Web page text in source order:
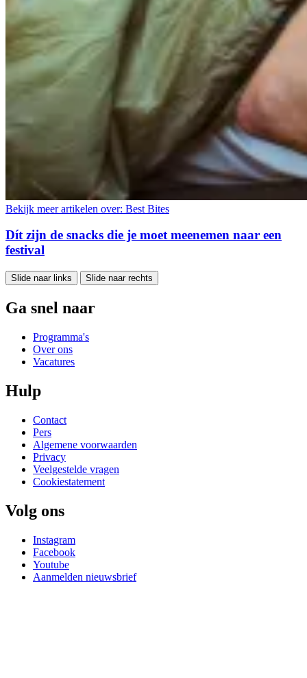
Bekijk meer artikelen over: Best Bites
Dít zijn de snacks die je moet meenemen naar een
festival
Slide naar links Slide naar rechts
Ga snel naar
Programma's
Over ons
Vacatures
Hulp
Contact
Pers
Algemene voorwaarden
Privacy
Veelgestelde vragen
Cookiestatement
Volg ons
Instagram
Facebook
Youtube
Aanmelden nieuwsbrief